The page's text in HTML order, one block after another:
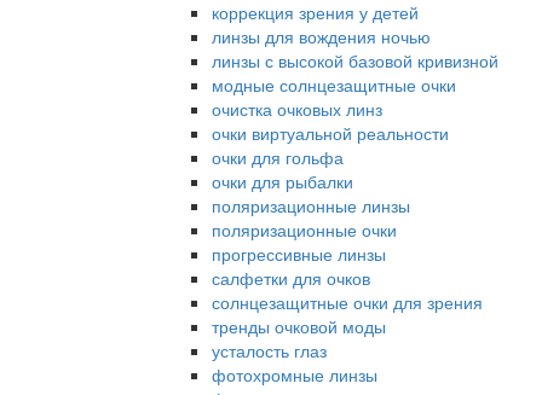
коррекция зрения у детей
линзы для вождения ночью
линзы с высокой базовой кривизной
модные солнцезащитные очки
очистка очковых линз
очки виртуальной реальности
очки для гольфа
очки для рыбалки
поляризационные линзы
поляризационные очки
прогрессивные линзы
салфетки для очков
солнцезащитные очки для зрения
тренды очковой моды
усталость глаз
фотохромные линзы